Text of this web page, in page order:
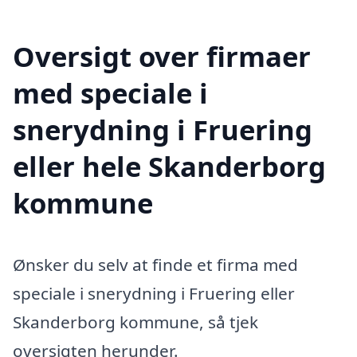
Oversigt over firmaer
med speciale i
snerydning i Fruering
eller hele Skanderborg
kommune
Ønsker du selv at finde et firma med
speciale i snerydning i Fruering eller
Skanderborg kommune, så tjek
oversigten herunder.